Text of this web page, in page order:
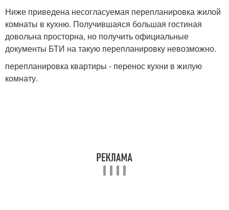
Ниже приведена несогласуемая перепланировка жилой
комнаты в кухню. Получившаяся большая гостиная
довольна просторна, но получить официальные
документы БТИ на такую перепланировку невозможно.
перепланировка квартиры - перенос кухни в жилую
комнату.